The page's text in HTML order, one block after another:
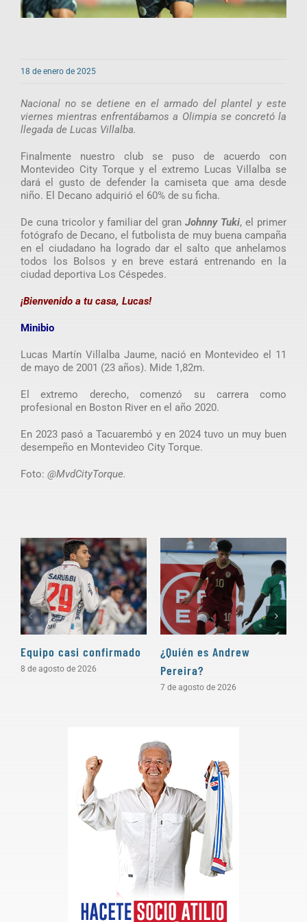
18 de enero de 2025
Nacional no se detiene en el armado del plantel y este
viernes mientras enfrentábamos a Olimpia se concretó la
llegada de Lucas Villalba.
Finalmente nuestro club se puso de acuerdo con
Montevideo City Torque y el extremo Lucas Villalba se
dará el gusto de defender la camiseta que ama desde
niño. El Decano adquirió el 60% de su ficha.
De cuna tricolor y familiar del granJohnny Tuki, el primer
fotógrafo de Decano, el futbolista de muy buena campaña
en el ciudadano ha logrado dar el salto que anhelamos
todos los Bolsos y en breve estará entrenando en la
ciudad deportiva Los Céspedes.
¡Bienvenido a tu casa, Lucas!
Minibio
Lucas Martín Villalba Jaume, nació en Montevideo el 11
de mayo de 2001 (23 años). Mide 1,82m.
El extremo derecho, comenzó su carrera como
profesional en Boston River en el año 2020.
En 2023 pasó a Tacuarembó y en 2024 tuvo un muy buen
desempeño en Montevideo City Torque.
Foto: @MvdCityTorque.
Equipo casi confirmado
8 de agosto de 2026
¿Quién es Andrew
Pereira?
7 de agosto de 2026